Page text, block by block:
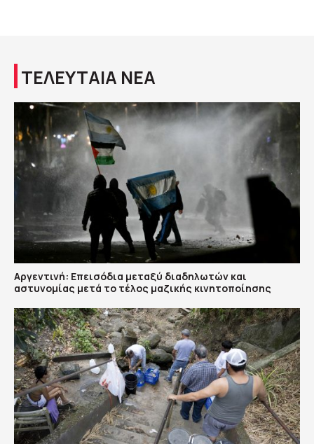
ΤΕΛΕΥΤΑΙΑ ΝΕΑ
Αργεντινή: Επεισόδια μεταξύ διαδηλωτών και
αστυνομίας μετά το τέλος μαζικής κινητοποίησης